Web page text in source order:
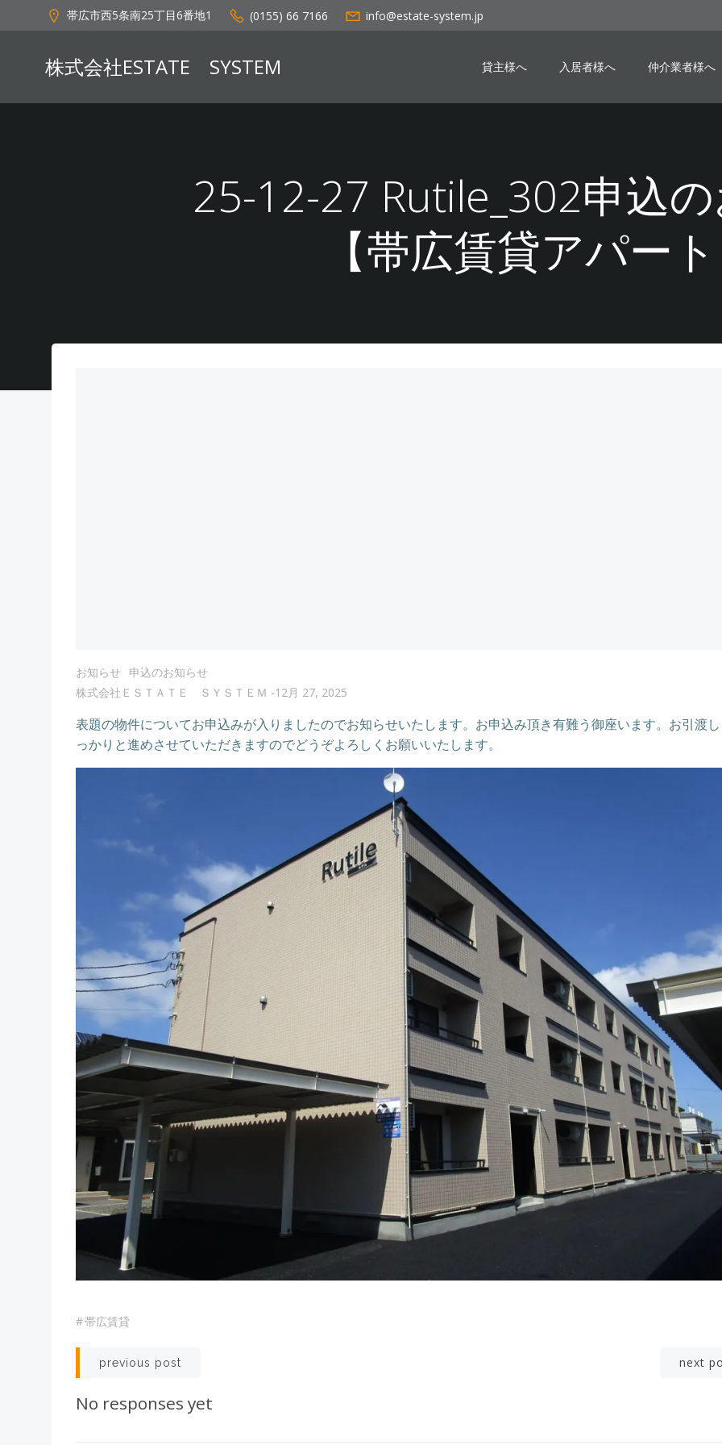
ン
へ
帯広市西5条南25丁目6番地1 (0155) 66 7166 info@estate-system.jp
株式会社ESTATE SYSTEM 貸主様へ 入居者様へ 仲介業者様へ
25-12-27 Rutile_302申込
【帯広賃貸アパー
お知らせ
申込のお知らせ
株式会社ＥＳＴＡＴＥ ＳＹＳＴＥＭ -12月 27, 2025
表題の物件についてお申込みが入りましたのでお知らせいたします。お申込み頂き有難う御座います。お引渡
っかりと進めさせていただきますのでどうぞよろしくお願いいたします。
#帯広賃貸
Post
navigation
previous post next
No responses yet